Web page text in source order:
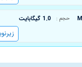
حجم : 1.0 گیگابایت